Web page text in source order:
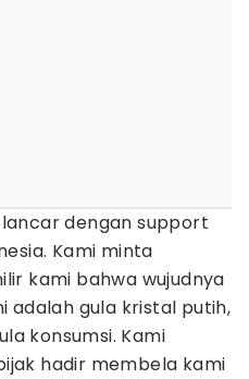
dengan support
Kami minta
kami bahwa wujudnya
adalah gula kristal putih,
konsumsi. Kami
hadir membela kami